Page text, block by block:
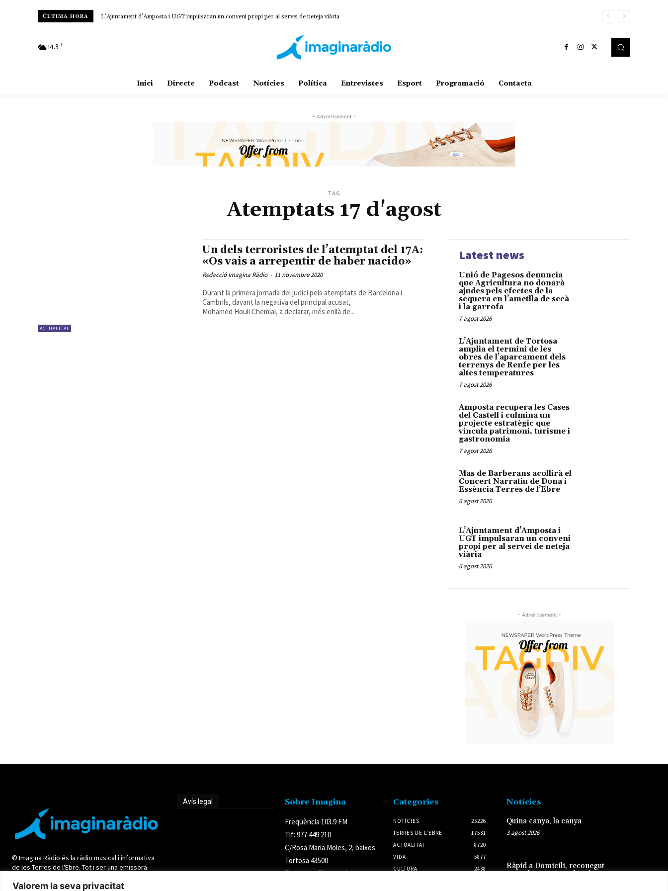
Valorem la seva privacitat
ÚLTIMA HORA L’Ajuntament d’Amposta i UGT impulsaran un conveni propi per al servei de neteja viària
14.3 C
Inici Directe Podcast Notícies Política Entrevistes Esport Programació Contacta
- Advertisement -
TAG
Atemptats 17 d'agost
ACTUALITAT
Un dels terroristes de l’atemptat del 17A:
«Os vais a arrepentir de haber nacido»
Redacció Imagina Ràdio - 11 novembre 2020
Durant la primera jornada del judici pels atemptats de Barcelona i
Cambrils, davant la negativa del principal acusat,
Mohamed Houli Chemlal, a declarar, més enllà de...
Latest news
Unió de Pagesos denuncia
que Agricultura no donarà
ajudes pels efectes de la
sequera en l’ametlla de secà
i la garrofa
7 agost 2026
L’Ajuntament de Tortosa
amplia el termini de les
obres de l’aparcament dels
terrenys de Renfe per les
altes temperatures
7 agost 2026
Amposta recupera les Cases
del Castell i culmina un
projecte estratègic que
vincula patrimoni, turisme i
gastronomia
7 agost 2026
Mas de Barberans acollirà el
Concert Narratiu de Dona i
Essència Terres de l’Ebre
6 agost 2026
L’Ajuntament d’Amposta i
UGT impulsaran un conveni
propi per al servei de neteja
viària
6 agost 2026
- Advertisement -
© Imagina Ràdio és la ràdio musical i informativa
de les Terres de l'Ebre. Tot i ser una emissora
oferir una informació de qualitat i de proximitat.
Avís legal Sobre Imagina
Freqüència 103.9 FM
Tlf: 977 449 210
C/Rosa Maria Moles, 2, baixos
Tortosa 43500
Tarragona (Espanya)
Categories
NOTÍCIES
25226
TERRES DE L'EBRE
17531
ACTUALITAT
8720
VIDA
5877
CULTURA
2438
Notícies
Quina canya, la canya
3 agost 2026
Ràpid a Domicili, reconegut
com el projecte amb més